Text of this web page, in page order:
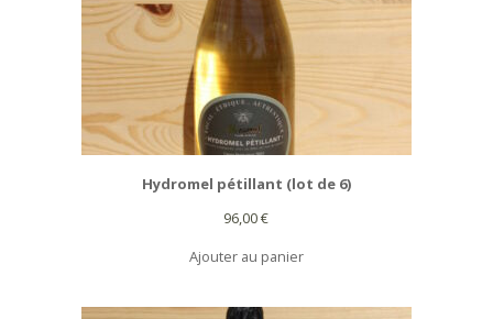
Hydromel pétillant (lot de 6)
96,00€
Ajouter au panier